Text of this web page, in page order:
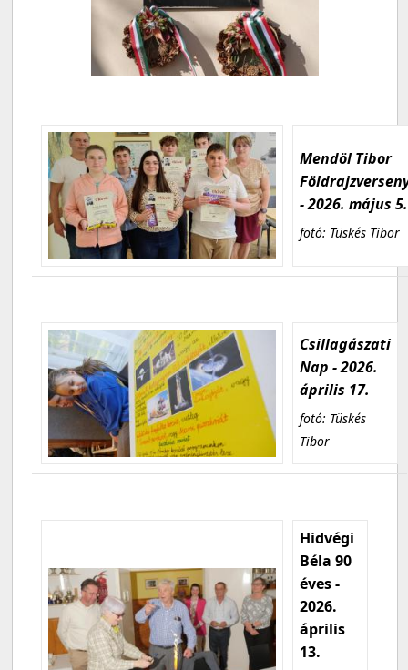
Mendöl Tibor
- 2026. május 5.
fotó: Tüskés Tibor
Csillagászati
Nap - 2026.
április 17.
fotó: Tüskés
Tibor
Hidvégi
Béla 90
éves -
2026.
április
13.